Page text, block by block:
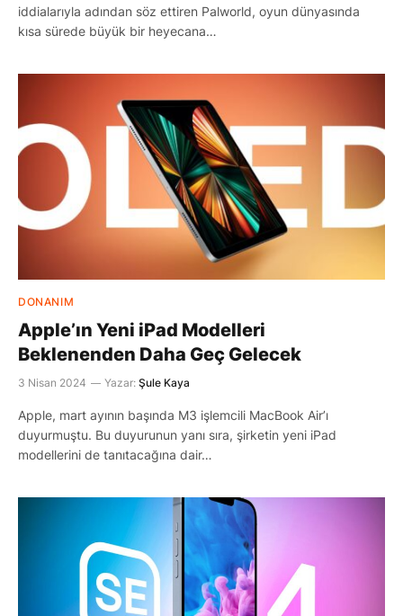
iddialarıyla adından söz ettiren Palworld, oyun dünyasında
kısa sürede büyük bir heyecana…
DONANIM
Apple’ın Yeni iPad Modelleri
Beklenenden Daha Geç Gelecek
3 Nisan 2024 Yazar: Şule Kaya
Apple, mart ayının başında M3 işlemcili MacBook Air’ı
duyurmuştu. Bu duyurunun yanı sıra, şirketin yeni iPad
modellerini de tanıtacağına dair…